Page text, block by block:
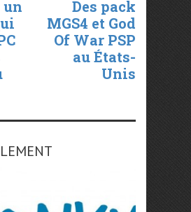
un
Des pack
MGS4 et God
Of War PSP
au États-
Unis